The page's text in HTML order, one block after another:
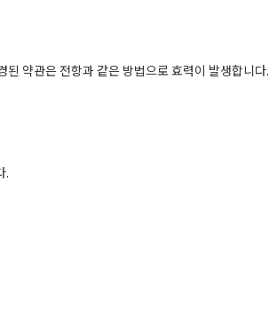
약관은 전항과 같은 방법으로 효력이 발생합니다.
.